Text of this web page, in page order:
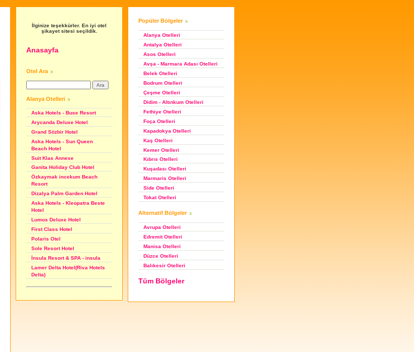
İlginize teşekkürler. En iyi otel
şikayet sitesi seçildik.
Anasayfa
Otel Ara
Alanya Otelleri
Aska Hotels - Buse Resort
Arycanda Deluxe Hotel
Grand Sözbir Hotel
Aska Hotels - Sun Queen
Beach Hotel
Suit Klas Annexe
Ganita Holiday Club Hotel
Özkaymak incekum Beach
Resort
Dizalya Palm Garden Hotel
Aska Hotels - Kleopatra Beste
Hotel
Lumos Deluxe Hotel
First Class Hotel
Polaris Otel
Sole Resort Hotel
İnsula Resort & SPA - insula
Lamer Delta Hotel(Riva Hotels
Delta)
Popüler Bölgeler
Alanya Otelleri
Antalya Otelleri
Asos Otelleri
Avşa - Marmara Adası Otelleri
Belek Otelleri
Bodrum Otelleri
Çeşme Otelleri
Didim - Altınkum Otelleri
Fethiye Otelleri
Foça Otelleri
Kapadokya Otelleri
Kaş Otelleri
Kemer Otelleri
Kıbrıs Otelleri
Kuşadası Otelleri
Marmaris Otelleri
Side Otelleri
Tokat Otelleri
Alternatif Bölgeler
Avrupa Otelleri
Edremit Otelleri
Manisa Otelleri
Düzce Otelleri
Balıkesir Otelleri
Tüm Bölgeler